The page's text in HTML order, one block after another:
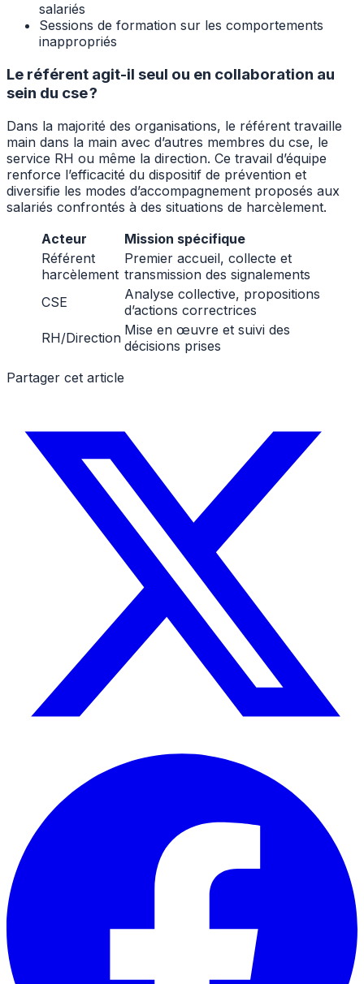
salariés
Sessions de formation sur les comportements
inappropriés
Le référent agit-il seul ou en collaboration au
sein du cse ?
Dans la majorité des organisations, le référent travaille
main dans la main avec d’autres membres du cse, le
service RH ou même la direction. Ce travail d’équipe
renforce l’efficacité du dispositif de prévention et
diversifie les modes d’accompagnement proposés aux
salariés confrontés à des situations de harcèlement.
Acteur
Mission spécifique
Référent
harcèlement
Premier accueil, collecte et
transmission des signalements
CSE
Analyse collective, propositions
d’actions correctrices
RH/Direction Mise en œuvre et suivi des
décisions prises
Partager cet article